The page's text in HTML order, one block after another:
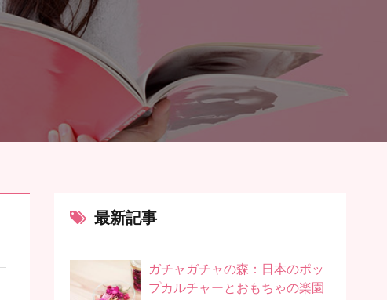
最新記事
ガチャガチャの森：日本のポッ
プカルチャーとおもちゃの楽園